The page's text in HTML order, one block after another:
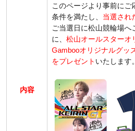
内容
このページより事前に
条件を満たし、 当選され
ご当選日に松山競輪場へ
に、松山オールスターオ
Gambooオリジナルグッ
をプレゼント いたします。